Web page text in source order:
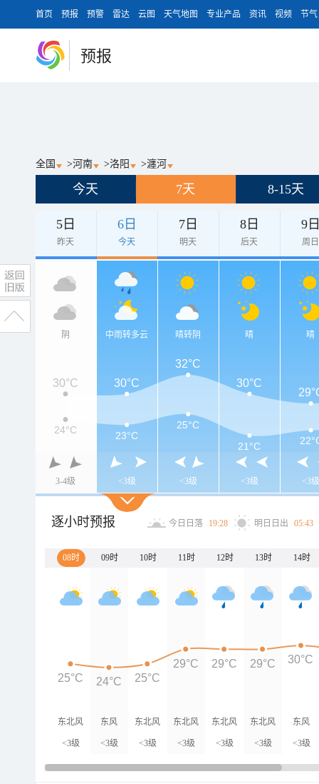
首页 预报 预警 雷达 云图 天气地图 专业产品 资讯 视频 节气
预报
全国 >河南 >洛阳 >瀍河
今天 7天 8-15天
5日
昨天
6日
今天
7日
明天
8日
后天
9
周日
阴
3-4级
中雨转多云
<3级
晴转阴
<3级
晴
<3级
晴
<3级
30°C 30°C
32°C
30°C
24°C 23°C
25°C
21°C
逐小时预报 今日日落 19:28 明日日出 05:43
08时 09时 10时 11时 12时 13时 14时
东北风
<3级
东风
<3级
东北风
<3级
东北风
<3级
东北风
<3级
东北风
<3级
东风
<3级
25°C 24°C 25°C
29°C 29°C 29°C 30°C